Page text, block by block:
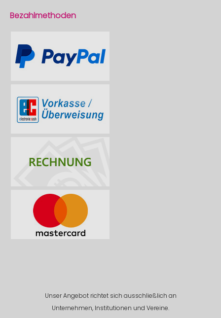
Bezahlmethoden
Unser Angebot richtet sich ausschließlich an
Unternehmen, Institutionen und Vereine.